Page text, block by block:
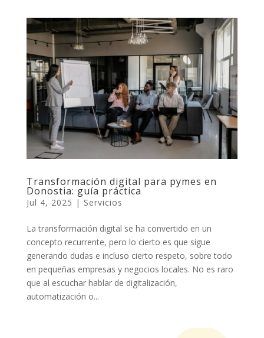
Transformación digital para pymes en
Donostia: guía práctica
Jul 4, 2025 | Servicios
La transformación digital se ha convertido en un
concepto recurrente, pero lo cierto es que sigue
generando dudas e incluso cierto respeto, sobre todo
en pequeñas empresas y negocios locales. No es raro
que al escuchar hablar de digitalización,
automatización o...